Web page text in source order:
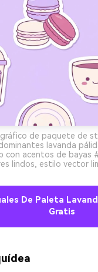
de paquete de
lavanda
con acentos de bayas
lindos, estilo vector
De Paleta
Gratis